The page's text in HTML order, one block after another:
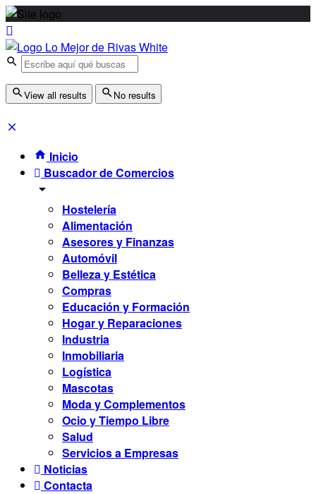
View all results No results
Inicio
Buscador de Comercios
Hostelería
Alimentación
Asesores y Finanzas
Automóvil
Belleza y Estética
Compras
Educación y Formación
Hogar y Reparaciones
Industria
Inmobiliaria
Logística
Mascotas
Moda y Complementos
Ocio y Tiempo Libre
Salud
Servicios a Empresas
Noticias
Contacta